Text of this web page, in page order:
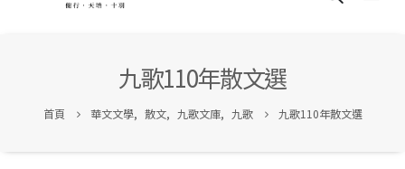
九歌110年散文選
首頁 華文文學, 散文, 九歌文庫, 九歌 九歌110年散文選